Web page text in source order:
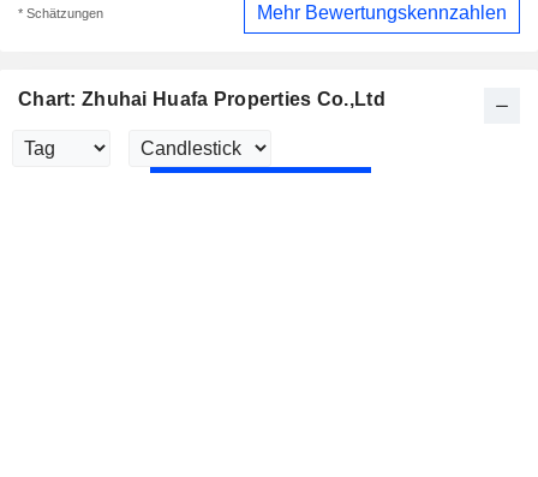
* Schätzungen Mehr Bewertungskennzahlen
Chart: Zhuhai Huafa Properties Co.,Ltd